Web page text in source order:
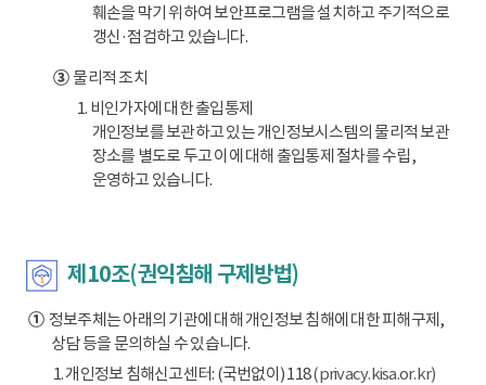
훼손을 막기 위하여 보안프로그램을 설치하고 주기적으로
갱신·점검하고 있습니다.
③물리적 조치
1. 비인가자에 대한 출입통제
개인정보를 보관하고 있는 개인정보시스템의 물리적 보관
장소를 별도로 두고 이에 대해 출입통제 절차를 수립,
운영하고 있습니다.
제10조(권익침해 구제방법)
①정보주체는 아래의 기관에 대해 개인정보 침해에 대한 피해구제,
상담 등을 문의하실 수 있습니다.
1. 개인정보 침해신고센터: (국번없이) 118(privacy.kisa.or.kr)